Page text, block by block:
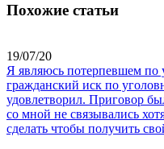
Похожие статьи
19/07/20
Я являюсь потерпевшем по
гражданский иск по
удовлетворил. Приговор
со мной не связывались
сделать чтобы получить